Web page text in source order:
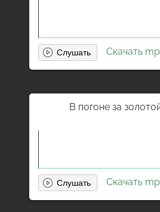
Скачать
В погоне за
Скачать